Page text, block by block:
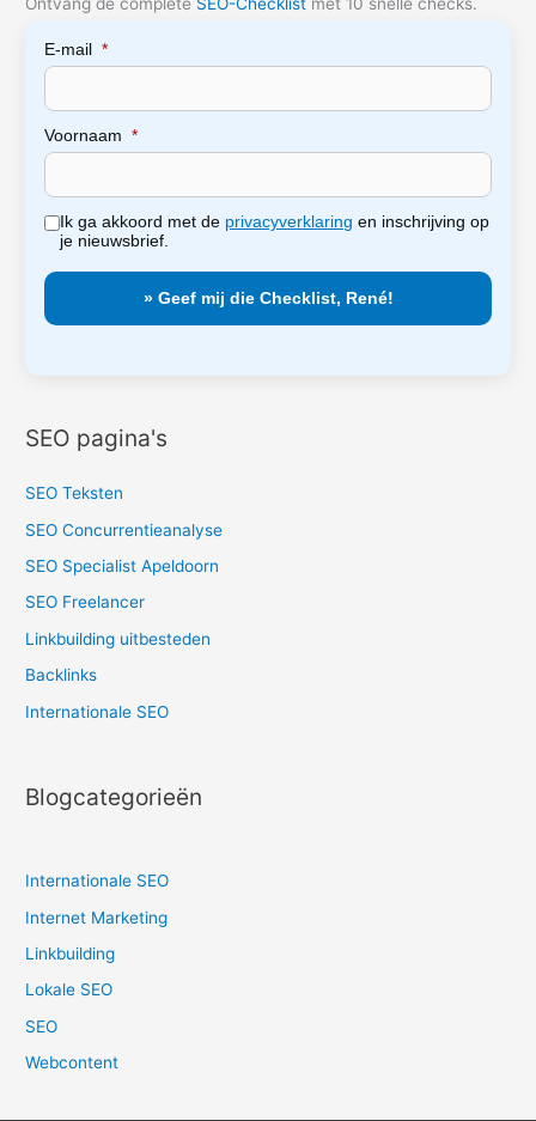
E-mail *
Voornaam *
Ik ga akkoord met de privacyverklaring en inschrijving op
je nieuwsbrief.
SEO pagina's
SEO Teksten
SEO Concurrentieanalyse
SEO Specialist Apeldoorn
SEO Freelancer
Linkbuilding uitbesteden
Backlinks
Internationale SEO
Blogcategorieën
Internationale SEO
Internet Marketing
Linkbuilding
Lokale SEO
SEO
Webcontent